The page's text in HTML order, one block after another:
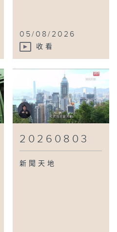
05/08/2026
收看
20260803
新聞天地